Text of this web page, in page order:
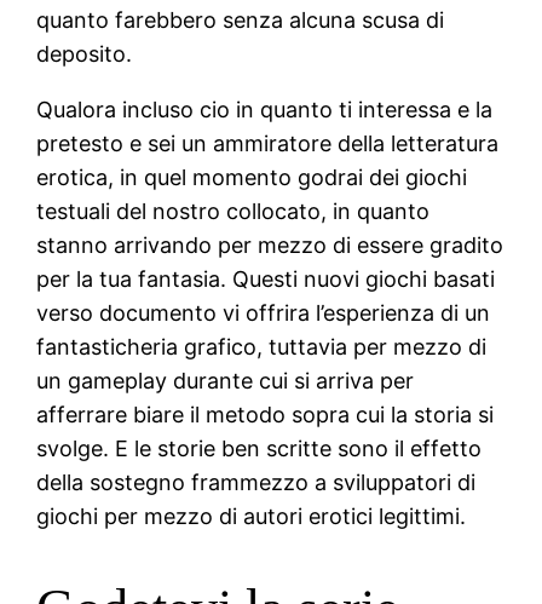
quanto farebbero senza alcuna scusa di
deposito.
Qualora incluso cio in quanto ti interessa e la
pretesto e sei un ammiratore della letteratura
erotica, in quel momento godrai dei giochi
testuali del nostro collocato, in quanto
stanno arrivando per mezzo di essere gradito
per la tua fantasia. Questi nuovi giochi basati
verso documento vi offrira l’esperienza di un
fantasticheria grafico, tuttavia per mezzo di
un gameplay durante cui si arriva per
afferrare biare il metodo sopra cui la storia si
svolge. E le storie ben scritte sono il effetto
della sostegno frammezzo a sviluppatori di
giochi per mezzo di autori erotici legittimi.